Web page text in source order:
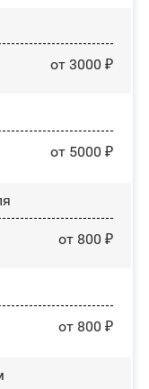
от 3000 ₽
от 5000 ₽
от 800 ₽
от 800 ₽